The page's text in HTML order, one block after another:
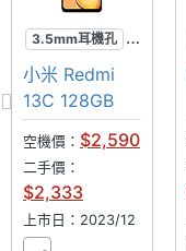
主相機
光圈F
1.8
主相機
LED補
光燈
第二主
相機感
CMOS
3.5mm耳機孔
可插記憶卡
90Hz
小米 Redmi
13C 128GB
空機價： $2,590
二手價：
$2,333
上市日：2023/12